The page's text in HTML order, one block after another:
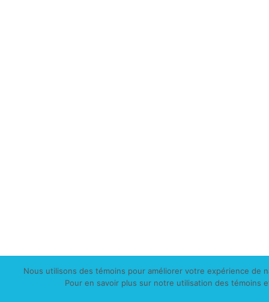
Nous utilisons des témoins pour améliorer votre expérience de
Pour en savoir plus sur notre utilisation des